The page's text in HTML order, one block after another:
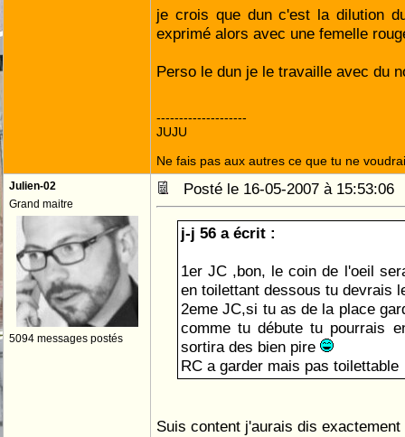
je crois que dun c'est la dilution
exprimé alors avec une femelle
Perso le dun je le travaille avec du
--------------------
JUJU
Ne fais pas aux autres ce que tu ne
Julien-02
Grand maitre
5094 messages postés
Posté le 16-05-2007 à
j-j 56 a écrit :
1er JC ,bon, le coin de l'oeil
en toilettant dessous tu devrais
2eme JC,si tu as de la place
comme tu débute tu pourrais
sortira des bien pire
RC a garder mais pas toilettable
Suis content j'aurais dis